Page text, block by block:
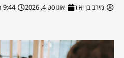
מירב בן יאיר אוגוסט 4, 2026 9:44 pm